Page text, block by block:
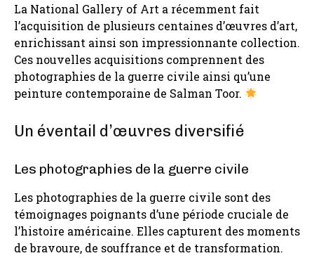
La National Gallery of Art a récemment fait
l’acquisition de plusieurs centaines d’œuvres d’art,
enrichissant ainsi son impressionnante collection.
Ces nouvelles acquisitions comprennent des
photographies de la guerre civile ainsi qu’une
peinture contemporaine de Salman Toor.
Un éventail d’œuvres diversifié
Les photographies de la guerre civile
Les photographies de la guerre civile sont des
témoignages poignants d’une période cruciale de
l’histoire américaine. Elles capturent des moments
de bravoure, de souffrance et de transformation.